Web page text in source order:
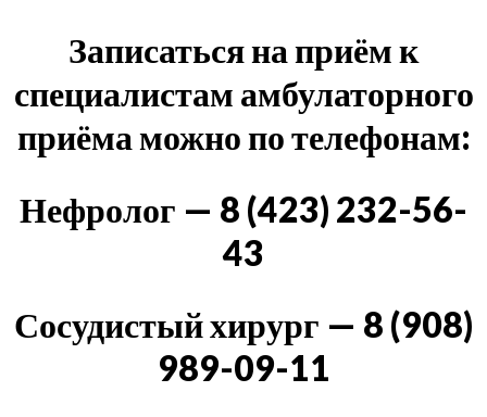
Записаться на приём к
специалистам амбулаторного
приёма можно по телефонам:
Нефролог — 8 (423) 232-56-
43
Сосудистый хирург — 8 (908)
989-09-11